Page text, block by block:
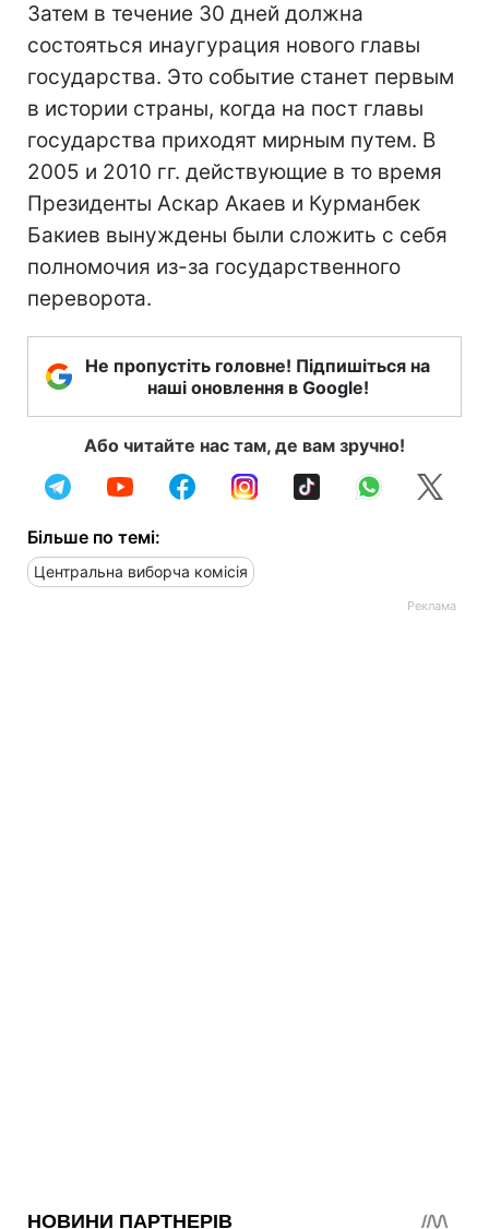
Затем в течение 30 дней должна
состояться инаугурация нового главы
государства. Это событие станет первым
в истории страны, когда на пост главы
государства приходят мирным путем. В
2005 и 2010 гг. действующие в то время
Президенты Аскар Акаев и Курманбек
Бакиев вынуждены были сложить с себя
полномочия из-за государственного
переворота.
Не пропустіть головне! Підпишіться на
наші оновлення в Google!
Або читайте нас там, де вам зручно!
Більше по темі:
Центральна виборча комісія